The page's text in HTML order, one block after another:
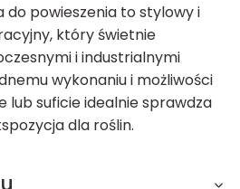
powieszenia to stylowy i
który świetnie
i industrialnymi
wykonaniu i możliwości
lub suficie idealnie sprawdza
dla roślin.